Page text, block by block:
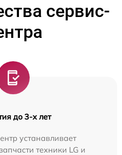
сервис-
до 3-х лет
устанавливает
техники LG и